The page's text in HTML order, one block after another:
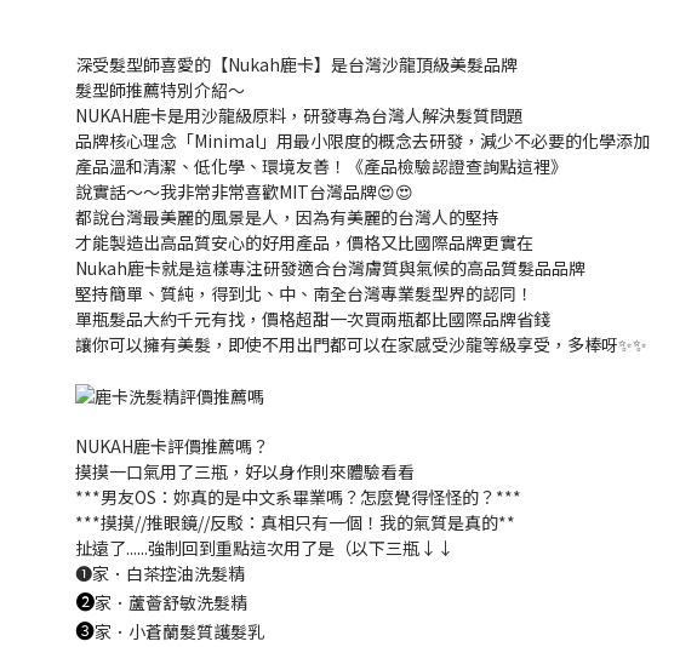
深受髮型師喜愛的【Nukah鹿卡】是台灣沙龍頂級美髮品牌
髮型師推薦特別介紹～
NUKAH鹿卡是用沙龍級原料，研發專為台灣人解決髮質問題
品牌核心理念「Minimal」用最小限度的概念去研發，減少不必要的化學添加
產品溫和清潔、低化學、環境友善！《產品檢驗認證查詢點這裡》
說實話～～我非常非常喜歡MIT台灣品牌😍😍
都說台灣最美麗的風景是人，因為有美麗的台灣人的堅持
才能製造出高品質安心的好用產品，價格又比國際品牌更實在
Nukah鹿卡就是這樣專注研發適合台灣膚質與氣候的高品質髮品品牌
堅持簡單、質純，得到北、中、南全台灣專業髮型界的認同！
單瓶髮品大約千元有找，價格超甜一次買兩瓶都比國際品牌省錢
讓你可以擁有美髮，即使不用出門都可以在家感受沙龍等級享受，多棒呀✨✨
NUKAH鹿卡評價推薦嗎？
摸摸一口氣用了三瓶，好以身作則來體驗看看
***男友OS：妳真的是中文系畢業嗎？怎麼覺得怪怪的？***
***摸摸//推眼鏡//反駁：真相只有一個！我的氣質是真的**
扯遠了......強制回到重點這次用了是（以下三瓶↓↓
❶家．白茶控油洗髮精
❷家．蘆薈舒敏洗髮精
❸家．小蒼蘭髮質護髮乳